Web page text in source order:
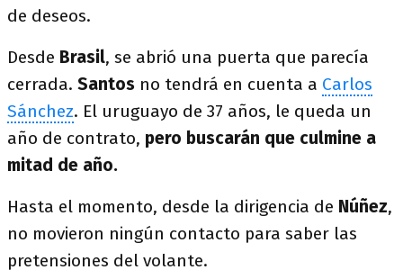
de deseos.
Desde Brasil, se abrió una puerta que parecía
cerrada. Santos no tendrá en cuenta a Carlos
Sánchez. El uruguayo de 37 años, le queda un
año de contrato, pero buscarán que culmine a
mitad de año.
Hasta el momento, desde la dirigencia de Núñez,
no movieron ningún contacto para saber las
pretensiones del volante.